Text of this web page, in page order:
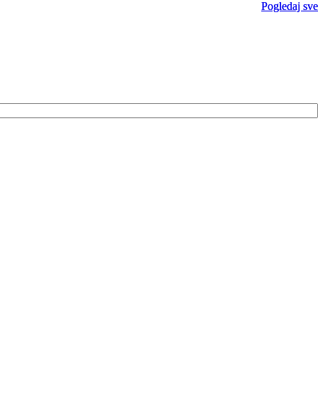
Pogledaj sve
Pogledaj sve